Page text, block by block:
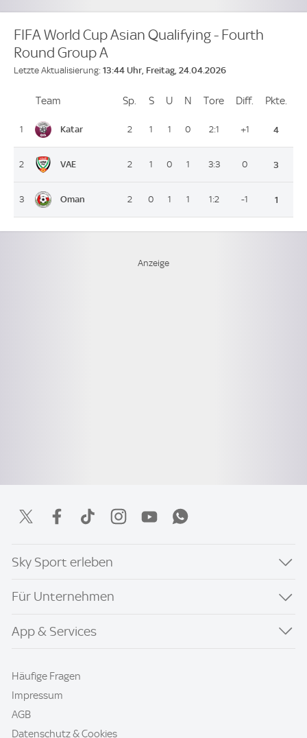
FIFA World Cup Asian Qualifying - Fourth
Round Group A
Letzte Aktualisierung: 13:44 Uhr, Freitag, 24.04.2026
PlatzTeam Sp. Spiele
SSiege
U Unentschieden
N Niederlagen
Tore ToreDiff. Differenz
Pkte.
1 Katar 2 1 1 0 2:1 +1 4
2 VAE 2 1 0 1 3:3 0 3
3 Oman 2 0 1 1 1:2 -1 1
Sky Sport erleben
Für Unternehmen
App & Services
Häufige Fragen
Impressum
AGB
Datenschutz & Cookies